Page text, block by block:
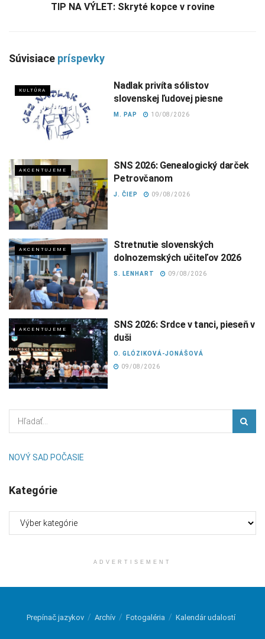
TIP NA VÝLET: Skryté kopce v rovine
Súvisiace príspevky
KULTÚRA
Nadlak privíta sólistov
slovenskej ľudovej piesne
M. PAP 10/08/2026
AKCENTUJEME
SNS 2026: Genealogický darček
Petrovčanom
J. ČIEP 09/08/2026
AKCENTUJEME
Stretnutie slovenských
dolnozemských učiteľov 2026
S. LENHART 09/08/2026
AKCENTUJEME
SNS 2026: Srdce v tanci, pieseň v
duši
O. GLÓZIKOVÁ-JONÁŠOVÁ
09/08/2026
NOVÝ SAD POČASIE
Kategórie
ADVERTISEMENT
Prepínač jazykov Archív Fotogaléria Kalendár udalostí